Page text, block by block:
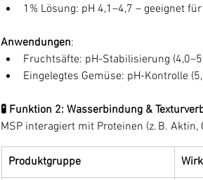
1% Lösung: pH 4,1–4,7 – geeignet
Anwendungen:
Fruchtsäfte: pH-Stabilisierung
Eingelegtes Gemüse: pH-Kontrolle
🧪 Funktion 2: Wasserbindung &
MSP interagiert mit Proteinen (z. B.
Produktgruppe